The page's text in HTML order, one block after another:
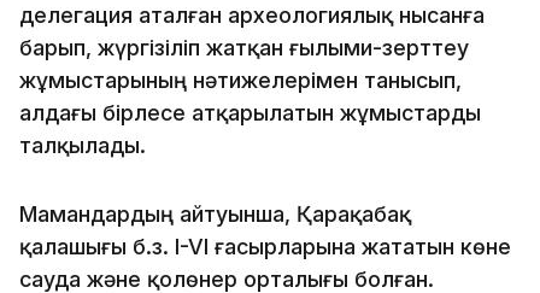
делегация аталған археологиялық нысанға
барып, жүргізіліп жатқан ғылыми-зерттеу
жұмыстарының нәтижелерімен танысып,
алдағы бірлесе атқарылатын жұмыстарды
талқылады.
Мамандардың айтуынша, Қарақабақ
қалашығы б.з. I-VI ғасырларына жататын көне
сауда және қолөнер орталығы болған.